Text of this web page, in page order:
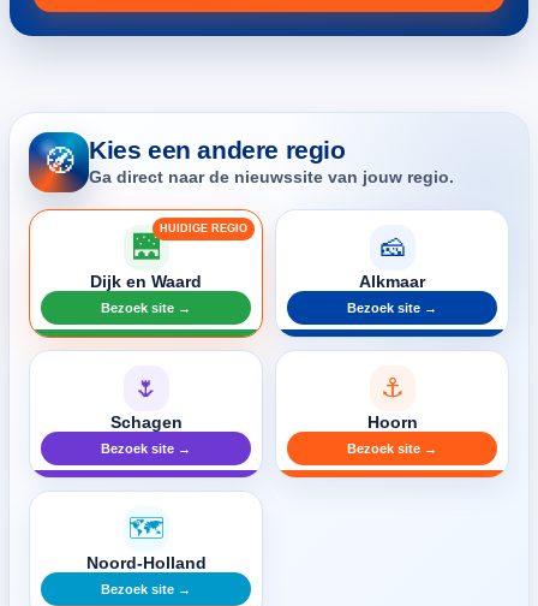
🧭 Kies een andere regio
Ga direct naar de nieuwssite van jouw regio.
🌉
Dijk en Waard
Bezoek site →
🧀
Alkmaar
Bezoek site →
🌷
Schagen
Bezoek site →
⚓
Hoorn
Bezoek site →
🗺️
Noord-Holland
Bezoek site →